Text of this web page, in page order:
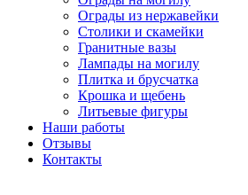
Ограды из нержавейки
Столики и скамейки
Гранитные вазы
Лампады на могилу
Плитка и брусчатка
Крошка и щебень
Литьевые фигуры
Наши работы
Отзывы
Контакты